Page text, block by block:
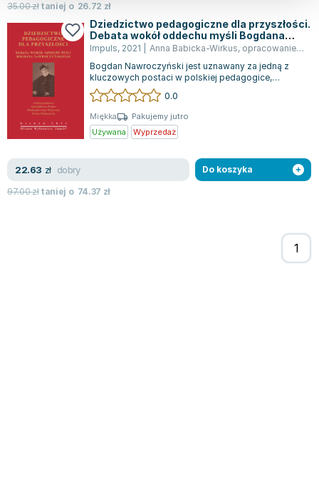
35.00złtaniej o 26.72 zł
Dziedzictwo pedagogiczne dla przyszłości.
Debata wokół oddechu myśli Bogdana
Nawroczyńskiego
Impuls, 2021 Anna Babicka-Wirkus, opracowanie zbiorowe
Bogdan Nawroczyński jest uznawany za jedną z
kluczowych postaci w polskiej pedagogice,
należącą do tak zwanego Wielkiego Pokolenia...
0.0
Miękka
Pakujemy jutro
Używana
Wyprzedaż
22.63 zł dobry
97.00złtaniej o 74.37 zł
Do koszyka